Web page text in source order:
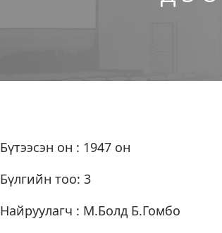
Бүтээсэн он : 1947 он
Бүлгийн тоо: 3
Найруулагч : М.Болд Б.Гомбо